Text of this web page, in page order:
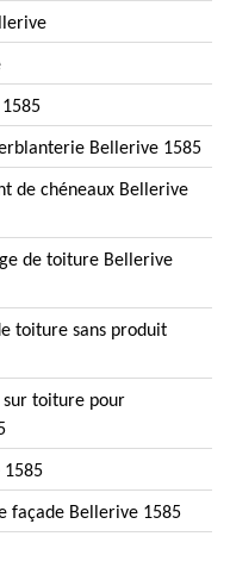
Bellerive 1585
de chéneaux Bellerive
de toiture Bellerive
toiture sans produit
sur toiture pour
1585
façade Bellerive 1585